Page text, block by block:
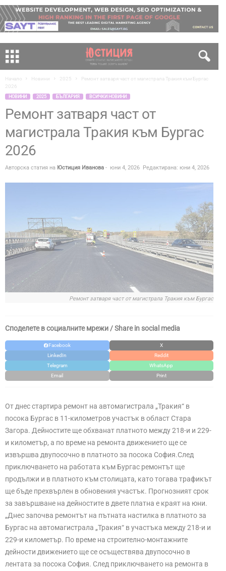
Начало Новини 2025
Ремонт затваря част от магистрала Тракия към Бургас
2026
НОВИНИ 2025 БЪЛГАРИЯ ВСИЧКИ НОВИНИ
Ремонт затваря част от
магистрала Тракия към Бургас
2026
Авторска статия на Юстиция Иванова - юни 4, 2026 Редактирана: юни 4, 2026
Ремонт затваря част от магистрала Тракия към Бургас
Споделете в социалните мрежи / Share in social media
Facebook
X
LinkedIn
Reddit
Telegram
WhatsApp
Email
Print
От днес стартира ремонт на автомагистрала „Тракия“ в
посока Бургас в 11-километров участък в област Стара
Загора. Дейностите ще обхванат платното между 218-и и 229-
и километър, а по време на ремонта движението ще се
извършва двупосочно в платното за посока София.След
приключването на работата към Бургас ремонтът ще
продължи и в платното към столицата, като тогава трафикът
ще бъде прехвърлен в обновения участък. Прогнозният срок
за завършване на дейностите в двете платна е краят на юни.
„Днес започва ремонтът на пътната настилка в платното за
Бургас на автомагистрала „Тракия“ в участъка между 218-и и
229-и километър. По време на строително-монтажните
дейности движението ще се осъществява двупосочно в
лентата за посока София. След приключването на ремонта в